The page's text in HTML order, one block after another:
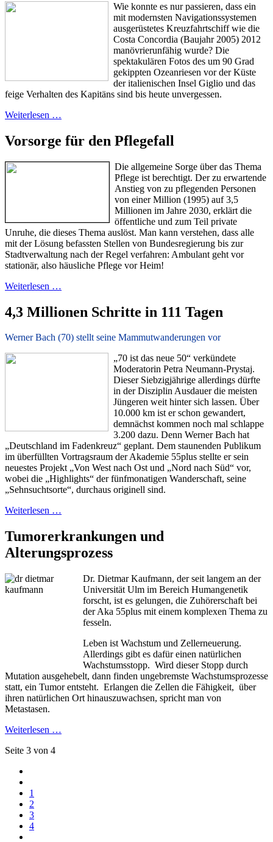
Wie konnte es nur passieren, dass ein
mit modernsten Navigationssystemen
ausgerüstetes Kreuzfahrtschiff wie die
Costa Concordia (Baujahr 2005) 2012
manövrierunfähig wurde? Die
spektakulären Fotos des um 90 Grad
gekippten Ozeanriesen vor der Küste
der italienischen Insel Giglio und das
feige Verhalten des Kapitäns sind bis heute unvergessen.
Weiterlesen …
Vorsorge für den Pflegefall
Die allgemeine Sorge über das Thema
Pflege ist berechtigt. Der zu erwartende
Anstieg von zu pflegenden Personen
von einer Million (1995) auf 3,5
Millionen im Jahre 2030, erklärt die
öffentliche und zum Teil private
Unruhe, die dieses Thema auslöst. Man kann verstehen, dass alle
mit der Lösung befassten Stellen von Bundesregierung bis zur
Stadtverwaltung nach der Regel verfahren: Ambulant geht vor
stationär, also häusliche Pflege vor Heim!
Weiterlesen …
4,3 Millionen Schritte in 111 Tagen
Werner Bach (70) stellt seine Mammutwanderungen vor
„70 ist das neue 50“ verkündete
Moderatorin Petra Neumann-Prystaj.
Dieser Siebzigjährige allerdings dürfte
in der Disziplin Ausdauer die meisten
Jüngeren weit hinter sich lassen. Über
10.000 km ist er schon gewandert,
demnächst kommen noch mal schlappe
3.200 dazu. Denn Werner Bach hat
„Deutschland im Fadenkreuz“ geplant. Dem staunenden Publikum
im überfüllten Vortragsraum der Akademie 55plus stellte er sein
neuestes Projekt „Von West nach Ost und „Nord nach Süd“ vor,
wobei die „Highlights“ der fünfmonatigen Wanderschaft, seine
„Sehnsuchtsorte“, durchaus originell sind.
Weiterlesen …
Tumorerkrankungen und
Alterungsprozess
Dr. Dietmar Kaufmann, der seit langem an der
Universität Ulm im Bereich Humangenetik
forscht, ist es gelungen, die Zuhörerschaft bei
der Aka 55plus mit einem komplexen Thema zu
fesseln.
Leben ist Wachstum und Zellerneuerung.
Allerdings gibt es dafür einen natürlichen
Wachstumsstopp. Wird dieser Stopp durch
Mutation ausgehebelt, dann finden ungebremste Wachstumsprozesse
statt, ein Tumor entsteht. Erlangen die Zellen die Fähigkeit, über
ihren natürlichen Ort hinauszuwachsen, spricht man von
Metastasen.
Weiterlesen …
Seite 3 von 4
1
2
3
4